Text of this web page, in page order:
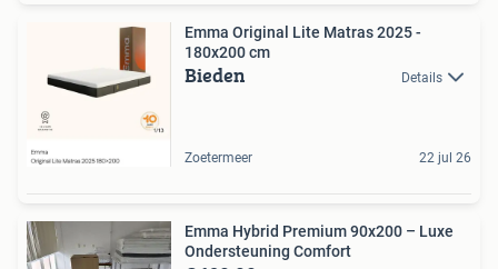
Emma Original Lite Matras 2025 -
180x200 cm
Bieden Details
Zoetermeer 22 jul 26
Emma Hybrid Premium 90x200 – Luxe
Ondersteuning Comfort